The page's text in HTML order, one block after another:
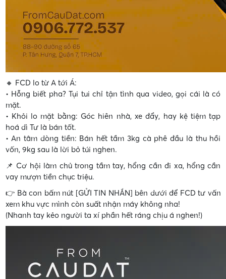
🔸 FCD lo từ A tới Á:
• Hỗng biết pha? Tụi tui chỉ tận tình qua video, gọi cái là có
mặt.
• Khỏi lo mặt bằng: Góc hiên nhà, xe đẩy, hay kệ tiệm tạp
hoá dì Tư là bán tốt.
• An tâm dòng tiền: Bán hết tầm 3kg cà phê đầu là thu hồi
vốn, 9kg sau là lời bỏ túi nghen.
📌 Cơ hội làm chủ trong tầm tay, hổng cần đi xa, hổng cần
vay mượn tiền chục triệu.
👉 Bà con bấm nút [GỬI TIN NHẮN] bên dưới để FCD tư vấn
xem khu vực mình còn suất nhận máy không nha!
(Nhanh tay kẻo người ta xí phần hết ráng chịu á nghen!)